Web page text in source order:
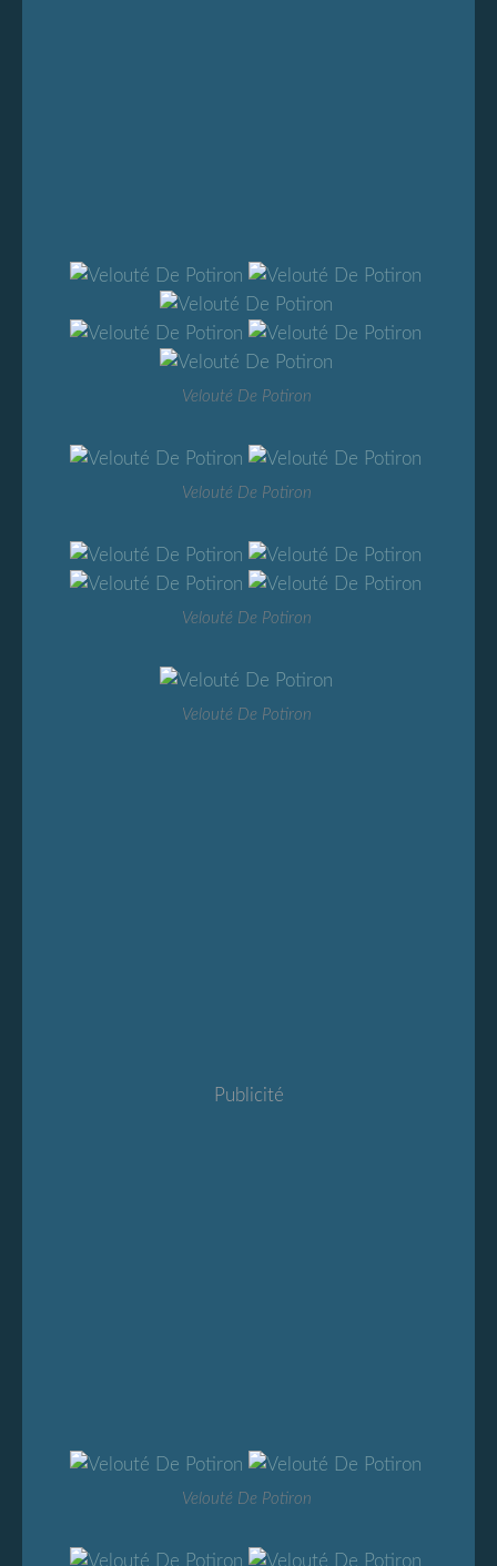
Velouté De Potiron
Velouté De Potiron
Velouté De Potiron
Velouté De Potiron
Publicité
Velouté De Potiron